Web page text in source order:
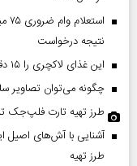
نتیجه درخواست
این غذای لاکچری را ۱۵ دقیقه‌ای آماده کنید
چگونه می‌توان تصاویر
طرز تهیه تارت فلپ‌جک
آشنایی با آش‌های اصیل
طرز تهیه